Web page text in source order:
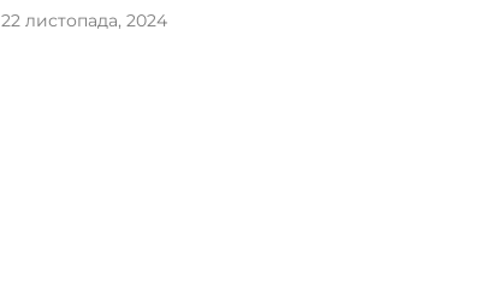
22 листопада, 2024